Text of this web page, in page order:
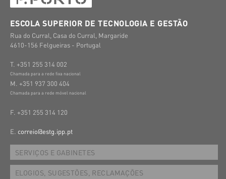
ESCOLA SUPERIOR DE TECNOLOGIA E GESTÃO
Rua do Curral, Casa do Curral, Margaride
4610-156 Felgueiras - Portugal
T. +351 255 314 002
Chamada para a rede fixa nacional
M. +351 937 300 404
Chamada para a rede móvel nacional
F. +351 255 314 120
E. correio@estg.ipp.pt
SERVIÇOS E GABINETES
ELOGIOS, SUGESTÕES, RECLAMAÇÕES